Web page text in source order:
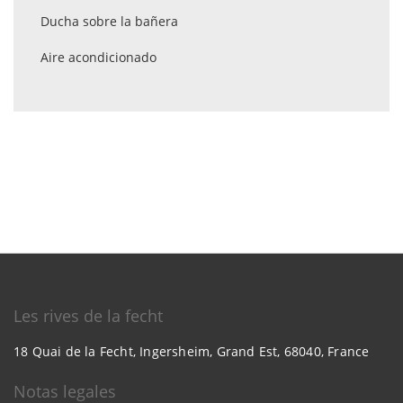
Ducha sobre la bañera
Aire acondicionado
Les rives de la fecht
18 Quai de la Fecht, Ingersheim, Grand Est, 68040, France
Notas legales